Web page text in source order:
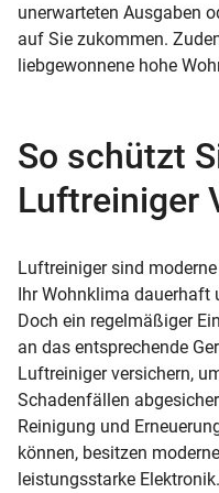
unerwarteten Ausgaben
auf Sie zukommen.
liebgewonnene hohe
So schützt
Luftreiniger
Luftreiniger sind
Ihr Wohnklima dauerhaft
Doch ein regelmäßiger
an das entsprechende
Luftreiniger versichern,
Schadenfällen
Reinigung und
können, besitzen
leistungsstarke